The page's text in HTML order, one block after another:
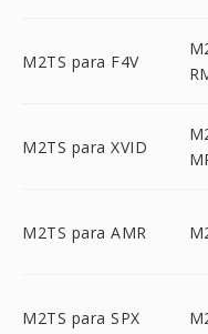
M2TS para F4V
M2TS para XVID
M2TS para AMR
M2TS para SPX